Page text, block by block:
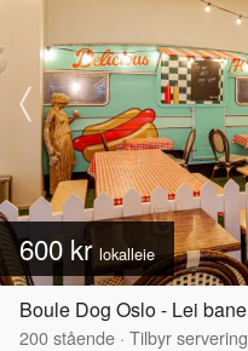
600 kr lokalleie
Boule Dog Oslo - Lei bane
200stående · Tilbyr servering